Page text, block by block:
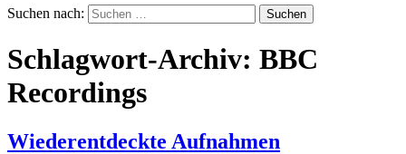
Suchen nach:
Schlagwort-Archiv: BBC
Recordings
Wiederentdeckte Aufnahmen